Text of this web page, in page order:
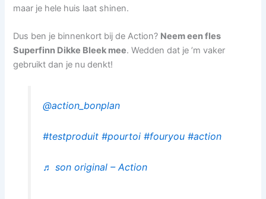
maar je hele huis laat shinen.
Dus ben je binnenkort bij de Action? Neem een fles
Superfinn Dikke Bleek mee. Wedden dat je ’m vaker
gebruikt dan je nu denkt!
@action_bonplan
#testproduit #pourtoi #fouryou #action
♬ son original – Action